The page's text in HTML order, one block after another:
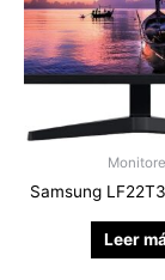
Samsung
Leer